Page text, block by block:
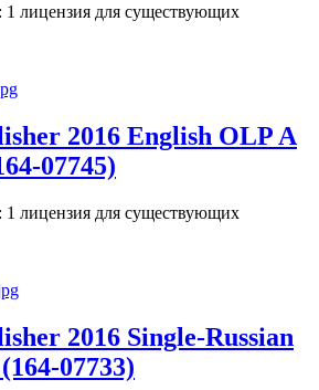
лицензия для существующих
2016 English OLP A
07745)
лицензия для существующих
2016 Single-Russian
07733)